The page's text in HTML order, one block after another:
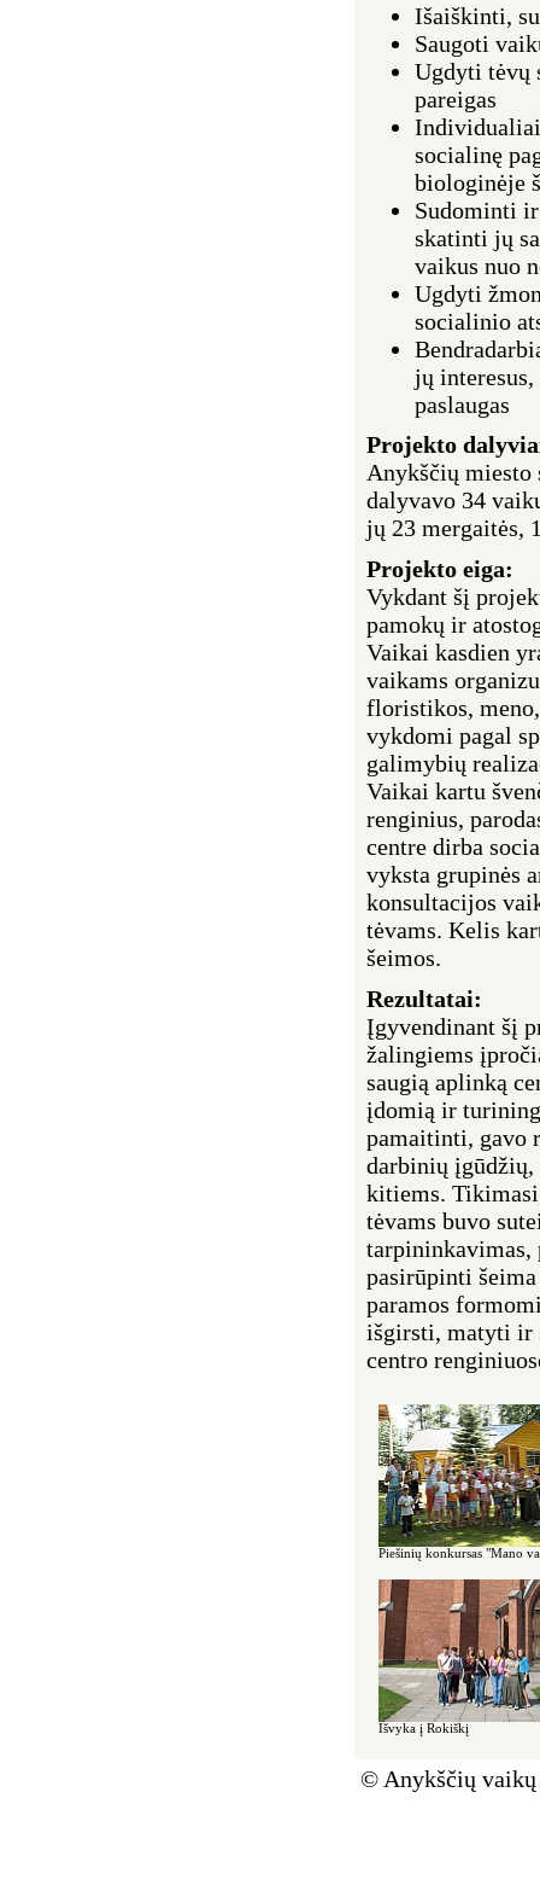
Išaiškinti,
Saugoti
Ugdyti tėvų
pareigas
socialinę
biologinėje
Sudominti
skatinti jų
vaikus nuo
Ugdyti
socialinio
jų
paslaugas
Projekto
Anykščių
dalyvavo 34
jų 23 mergaitės,
Projekto eiga:
Vykdant šį
pamokų ir
Vaikai kasdien
vaikams
floristikos,
vykdomi pagal
galimybių
Vaikai kartu
renginius,
centre dirba
vyksta grupinės
konsultacijos
tėvams. Kelis
šeimos.
Rezultatai:
Įgyvendinant šį
žalingiems
saugią aplinką
įdomią ir
pamaitinti, gavo
darbinių
kitiems.
tėvams buvo
tarpininkavimas,
pasirūpinti
paramos
išgirsti, matyti ir
centro
Piešinių konkursas "Mano
Išvyka į Rokiškį
© Anykščių